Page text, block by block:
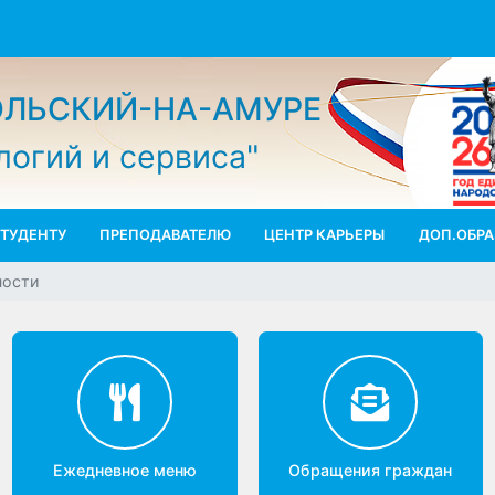
НА-АМУРЕ
и сервиса"
СТУДЕНТУ ПРЕПОДАВАТЕЛЮ ЦЕНТР КАРЬЕРЫ